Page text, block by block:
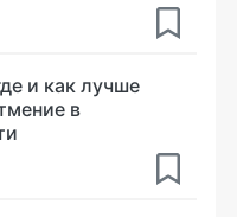
и как лучше
в